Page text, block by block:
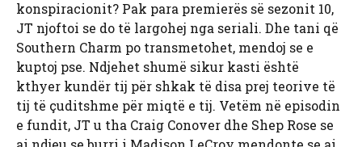
konspiracionit? Pak para premierës së sezonit 10,
JT njoftoi se do të largohej nga seriali. Dhe tani që
Southern Charm po transmetohet, mendoj se e
kuptoj pse. Ndjehet shumë sikur kasti është
kthyer kundër tij për shkak të disa prej teorive të
tij të çuditshme për miqtë e tij. Vetëm në episodin
e fundit, JT u tha Craig Conover dhe Shep Rose se